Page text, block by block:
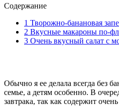
Содержание
1 Творожно-банановая
2 Вкусные макароны по-
3 Очень вкусный салат с
Обычно я ее делала всегда без
семье, а детям особенно. В
завтрака, так как содержит